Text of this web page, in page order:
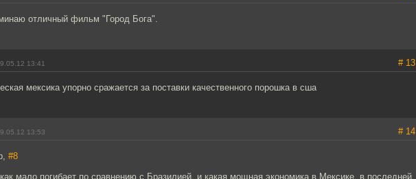
отличный фильм "Город Бога".
13:41 # 13
мексика упорно сражается за поставки качественного порошка в сша
13:53 # 14
#8
мало погибает по сравнению с Бразилией, и какая мощная экономика в Мексике, в последней